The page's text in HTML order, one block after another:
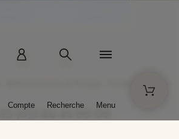
+33 (0)3 86 45 50 00
Compte Recherche Menu